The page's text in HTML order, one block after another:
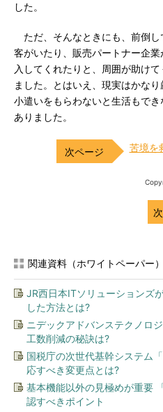
した。
ただ、そんなときにも、前倒
客がいたり、販売パートナー企
入してくれたりと、周囲が助け
ました。とはいえ、現実はかな
小遣いをもらわないと生活もで
ありました。
苦境を
関連資料（ホワイトペーパー）
JR西日本ITソリューションズ
した方法とは?
ニデックアドバンステクノロ
工数削減の秘訣は?
国税庁の次世代基幹システム
応すべき変更点とは?
基本機能以外の見極めが重要
認すべきポイント